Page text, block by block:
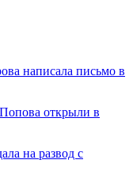
написала письмо в
открыли в
на развод с